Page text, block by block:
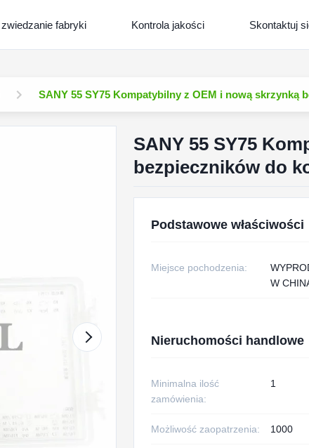
zwiedzanie fabryki Kontrola jakości Skontaktuj
SANY 55 SY75 Kompatybilny z OEM i nową skrzynką
SANY 55 SY75
bezpieczników do
Podstawowe właściwości
Miejsce pochodzenia:
W
Nieruchomości handlowe
Minimalna ilość
zamówienia:
1
Możliwość zaopatrzenia: 1000